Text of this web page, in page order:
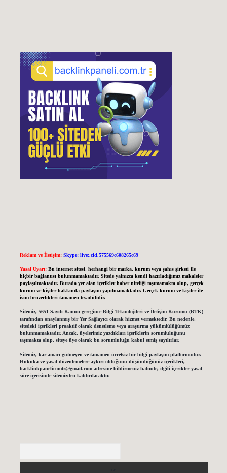
Reklam ve İletişim: Skype: live:.cid.575569c608265c69
Yasal Uyarı: Bu internet sitesi, herhangi bir marka, kurum veya şahıs şirketi ile
hiçbir bağlantısı bulunmamaktadır. Sitede yalnızca kendi hazırladığımız makaleler
paylaşılmaktadır. Burada yer alan içerikler haber niteliği taşımamakta olup, gerçek
kurum ve kişiler hakkında paylaşım yapılmamaktadır. Gerçek kurum ve kişiler ile
isim benzerlikleri tamamen tesadüfidir.
Sitemiz, 5651 Sayılı Kanun gereğince Bilgi Teknolojileri ve İletişim Kurumu (BTK)
tarafından onaylanmış bir Yer Sağlayıcı olarak hizmet vermektedir. Bu nedenle,
sitedeki içerikleri proaktif olarak denetleme veya araştırma yükümlülüğümüz
bulunmamaktadır. Ancak, üyelerimiz yazdıkları içeriklerin sorumluluğunu
taşımakta olup, siteye üye olarak bu sorumluluğu kabul etmiş sayılırlar.
Sitemiz, kar amacı gütmeyen ve tamamen ücretsiz bir bilgi paylaşım platformudur.
Hukuka ve yasal düzenlemelere aykırı olduğunu düşündüğünüz içerikleri,
backlinkpanelicomtr@gmail.comadresine bildirmeniz halinde, ilgili içerikler yasal
süre içerisinde sitemizden kaldırılacaktır.